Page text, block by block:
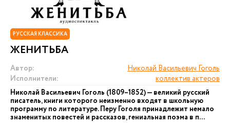
РУССКАЯ КЛАССИКА
ЖЕНИТЬБА
Автор:
Николай Васильевич Гоголь
Исполнители:
коллектив актеров
Николай Васильевич Гоголь (1809–1852) — великий русский
писатель, книги которого неизменно входят в школьную
программу по литературе. Перу Гоголя принадлежит немало
знаменитых повестей и рассказов, гениальная поэма в п...